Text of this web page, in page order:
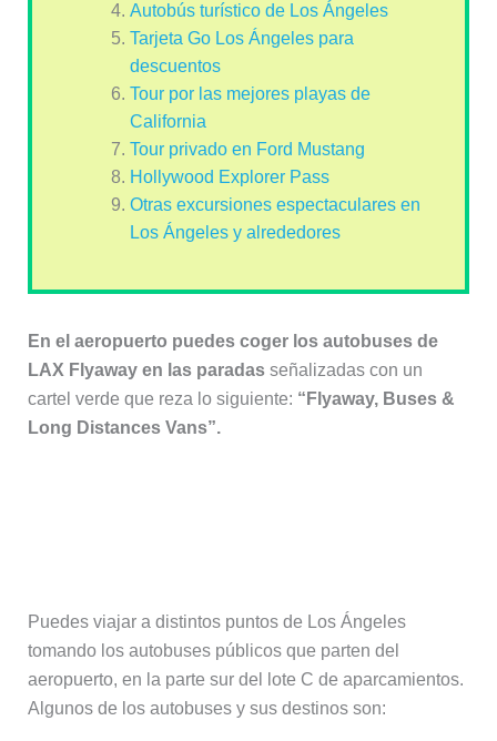
Autobús turístico de Los Ángeles
Tarjeta Go Los Ángeles para
descuentos
Tour por las mejores playas de
California
Tour privado en Ford Mustang
Hollywood Explorer Pass
Otras excursiones espectaculares en
Los Ángeles y alrededores
En el aeropuerto puedes coger los autobuses de
LAX Flyaway en las paradasseñalizadas con un
cartel verde que reza lo siguiente: “Flyaway, Buses &
Long Distances Vans”.
Puedes viajar a distintos puntos de Los Ángeles
tomando los autobuses públicos que parten del
aeropuerto, en la parte sur del lote C de aparcamientos.
Algunos de los autobuses y sus destinos son: